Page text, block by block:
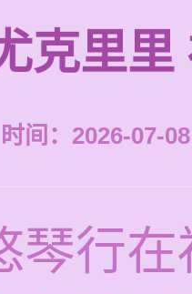
克里里
时间：2026-07-
琴行